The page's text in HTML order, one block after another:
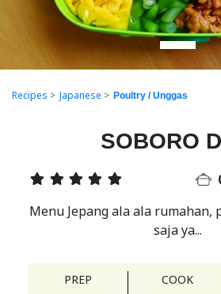
Recipes > Japanese > Poultry / Unggas
SOBORO
Menu Jepang ala ala rumahan,
saja ya...
PREP COOK